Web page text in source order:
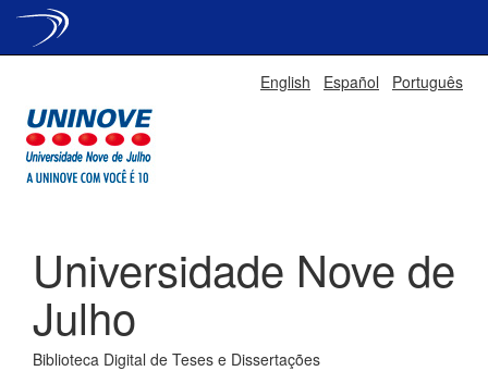
English Español Português
Universidade Nove de
Julho
Biblioteca Digital de Teses e Dissertações